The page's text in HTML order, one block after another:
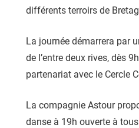
différents terroirs de
La journée démarrera par
de l’entre deux rives, dès
partenariat avec le Cercle
La compagnie Astour
danse à 19h ouverte à